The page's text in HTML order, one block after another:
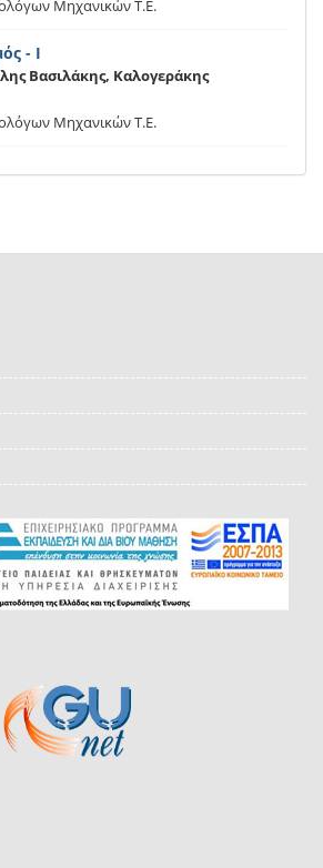
Μηχανικών Τ.Ε.
- Ι
Βασιλάκης, Καλογεράκης
Μηχανικών Τ.Ε.